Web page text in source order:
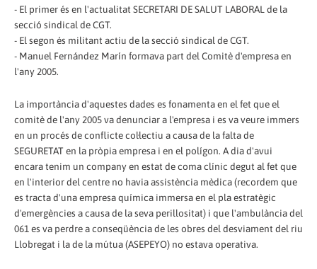
- El primer és en l'actualitat SECRETARI DE SALUT LABORAL de la
secció sindical de CGT.
- El segon és militant actiu de la secció sindical de CGT.
- Manuel Fernández Marín formava part del Comitè d'empresa en
l'any 2005.
La importància d'aquestes dades es fonamenta en el fet que el
comitè de l'any 2005 va denunciar a l'empresa i es va veure immers
en un procés de conflicte col·lectiu a causa de la falta de
SEGURETAT en la pròpia empresa i en el polígon. A dia d'avui
encara tenim un company en estat de coma clínic degut al fet que
en l'interior del centre no havia assistència mèdica (recordem que
es tracta d'una empresa química immersa en el pla estratègic
d'emergències a causa de la seva perillositat) i que l'ambulància del
061 es va perdre a conseqüència de les obres del desviament del riu
Llobregat i la de la mútua (ASEPEYO) no estava operativa.